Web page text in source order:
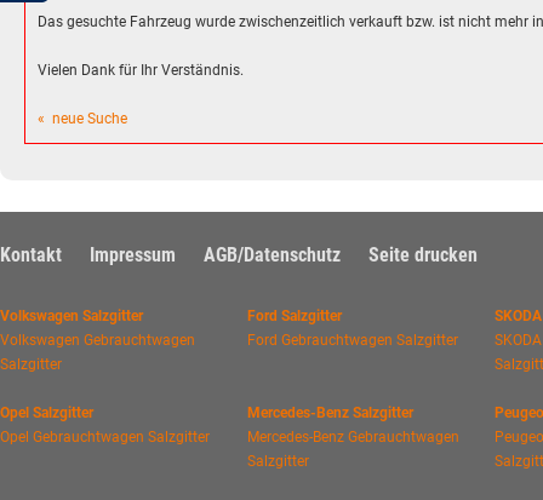
Das gesuchte Fahrzeug wurde zwischenzeitlich verkauft bzw. ist nicht mehr
Vielen Dank für Ihr Verständnis.
« neue Suche
Kontakt Impressum AGB/Datenschutz Seite drucken
Volkswagen Salzgitter
Volkswagen Gebrauchtwagen
Salzgitter
Ford Salzgitter
Ford Gebrauchtwagen Salzgitter
Opel Salzgitter
Opel Gebrauchtwagen Salzgitter
Mercedes-Benz Salzgitter
Mercedes-Benz Gebrauchtwagen
Salzgitter